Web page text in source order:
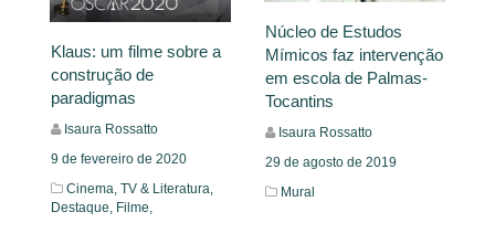
Klaus: um filme sobre a
construção de
paradigmas
Isaura Rossatto
9 de fevereiro de 2020
Cinema, TV & Literatura,
Destaque, Filme,
Núcleo de Estudos
Mímicos faz intervenção
em escola de Palmas-
Tocantins
Isaura Rossatto
29 de agosto de 2019
Mural